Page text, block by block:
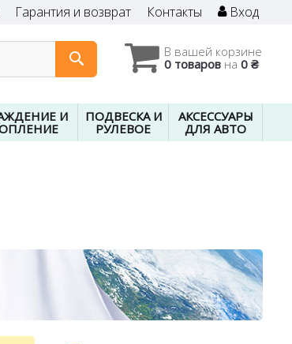
Гарантия и возврат Контакты Вход
В вашей корзине
0 товаров на 0 ₴
И
ПОДВЕСКА И
РУЛЕВОЕ
АКСЕССУАРЫ
ДЛЯ АВТО